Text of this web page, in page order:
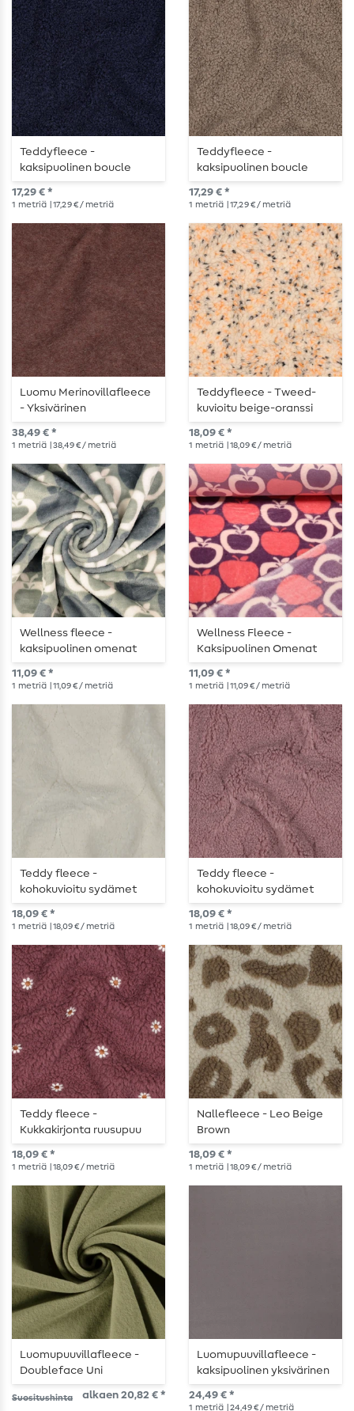
Teddyfleece -
kaksipuolinen boucle
yksivärinen
laivastonsininen
17,29 € *
1 metriä | 17,29 € / metriä
Teddyfleece -
kaksipuolinen boucle
yksivärinen taupe
17,29 € *
1 metriä | 17,29 € / metriä
Luomu Merinovillafleece
- Yksivärinen
38,49 € *
1 metriä | 38,49 € / metriä
Teddyfleece - Tweed-
kuvioitu beige-oranssi
18,09 € *
1 metriä | 18,09 € / metriä
Wellness fleece -
kaksipuolinen omenat
harmaa
11,09 € *
1 metriä | 11,09 € / metriä
Wellness Fleece -
Kaksipuolinen Omenat
Lila
11,09 € *
1 metriä | 11,09 € / metriä
Teddy fleece -
kohokuvioitu sydämet
ecrua
18,09 € *
1 metriä | 18,09 € / metriä
Teddy fleece -
kohokuvioitu sydämet
mauve
18,09 € *
1 metriä | 18,09 € / metriä
Teddy fleece -
Kukkakirjonta ruusupuu
18,09 € *
1 metriä | 18,09 € / metriä
Nallefleece - Leo Beige
Brown
18,09 € *
1 metriä | 18,09 € / metriä
Luomupuuvillafleece -
Doubleface Uni
Sammalenvihreä
Suositushinta
alkaen 20,82 € *
Luomupuuvillafleece -
kaksipuolinen yksivärinen
tummanharmaa
24,49 € *
1 metriä | 24,49 € / metriä